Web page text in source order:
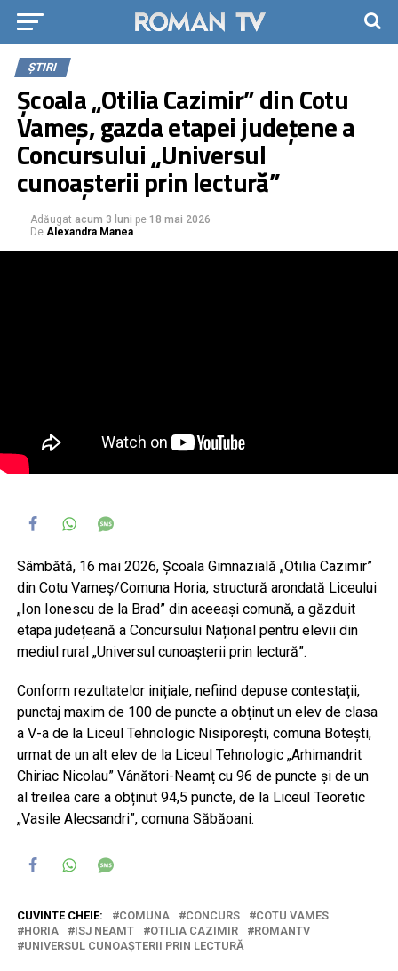
ȘTIRI
Școala „Otilia Cazimir” din Cotu
Vameș, gazda etapei județene a
Concursului „Universul
cunoașterii prin lectură”
Adăugat acum 3 luni pe 18 mai 2026
De Alexandra Manea
Sâmbătă, 16 mai 2026, Școala Gimnazială „Otilia Cazimir”
din Cotu Vameș/Comuna Horia, structură arondată Liceului
„Ion Ionescu de la Brad” din aceeași comună, a găzduit
etapa județeană a Concursului Național pentru elevii din
mediul rural „Universul cunoașterii prin lectură”.
Conform rezultatelor inițiale, nefiind depuse contestații,
punctaj maxim de 100 de puncte a obținut un elev de clasa
a V-a de la Liceul Tehnologic Nisiporești, comuna Botești,
urmat de un alt elev de la Liceul Tehnologic „Arhimandrit
Chiriac Nicolau” Vânători-Neamț cu 96 de puncte și de un
al treilea care a obținut 94,5 puncte, de la LiceuI Teoretic
„Vasile Alecsandri”, comuna Săbăoani.
CUVINTE CHEIE: COMUNA CONCURS
COTU VAMES
HORIA
ISJ NEAMT OTILIA CAZIMIR
ROMANTV
UNIVERSUL CUNOAȘTERII PRIN LECTURĂ